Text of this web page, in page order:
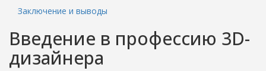
Заключение и выводы
Введение в профессию 3D-
дизайнера